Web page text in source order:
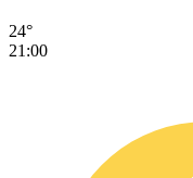
24°
21:00